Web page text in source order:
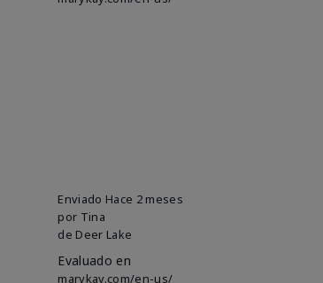
Enviado Hace 2 meses
por Tina
de Deer Lake
Evaluado en
marykay.com/en-us/